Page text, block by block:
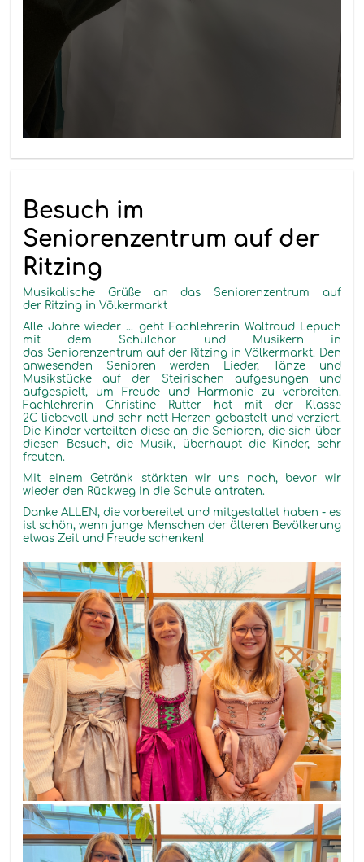
Besuch im
Seniorenzentrum auf der
Ritzing
Musikalische Grüße an das Seniorenzentrum auf
der Ritzing in Völkermarkt
Alle Jahre wieder ... geht Fachlehrerin Waltraud Lepuch
mit dem Schulchor und Musikern in
das Seniorenzentrum auf der Ritzing in Völkermarkt. Den
anwesenden Senioren werden Lieder, Tänze und
Musikstücke auf der Steirischen aufgesungen und
aufgespielt, um Freude und Harmonie zu verbreiten.
Fachlehrerin Christine Rutter hat mit der Klasse
2C liebevoll und sehr nett Herzen gebastelt und verziert.
Die Kinder verteilten diese an die Senioren, die sich über
diesen Besuch, die Musik, überhaupt die Kinder, sehr
freuten.
Mit einem Getränk stärkten wir uns noch, bevor wir
wieder den Rückweg in die Schule antraten.
Danke ALLEN, die vorbereitet und mitgestaltet haben - es
ist schön, wenn junge Menschen der älteren Bevölkerung
etwas Zeit und Freude schenken!